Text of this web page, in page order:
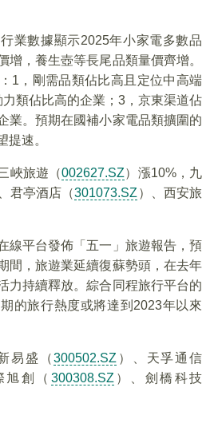
業數據顯示2025年小家電多數品
增，養生壺等長尾品類量價齊增。
1，剛需品類佔比高且定位中高端
類佔比高的企業；3，京東渠道佔
業。預期在國補小家電品類擴圍的
提速。
峽旅遊（002627.SZ）漲10%，九
君亭酒店（301073.SZ ）、西安旅
線平台發佈「五一」旅遊報告，預
間，旅遊業延續復蘇勢頭，在去年
力持續釋放。綜合同程旅行平台的
的旅行熱度或將達到2023年以來
易盛（300502.SZ ）、天孚通信
旭創（ 300308.SZ ）、劍橋科技